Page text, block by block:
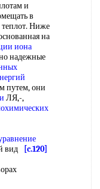
и
в
теплот. Ниже
на
иона
надежные
путем, они
ЛЯ,-,
вид
[c.120]